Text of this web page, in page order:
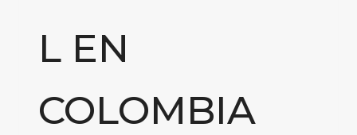
L EN
COLOMBIA